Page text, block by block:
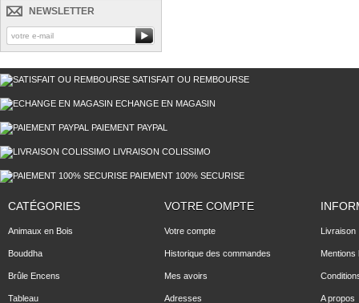
NEWSLETTER
SATISFAIT OU REMBOURSE
ECHANGE EN MAGASIN
PAIEMENT PAYPAL
LIVRAISON COLISSIMO
PAIEMENT 100% SECURISE
CATÉGORIES
Animaux en Bois
Bouddha
Brûle Encens
Tableau
VOTRE COMPTE
Votre compte
Historique des commandes
Mes avoirs
Adresses
Livraison
Mentions
A propos